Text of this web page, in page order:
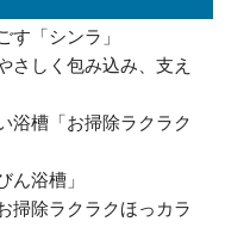
す「シンラ」
さしく包み込み、支え
浴槽「お掃除ラクラク
ん浴槽」
掃除ラクラクほっカラ